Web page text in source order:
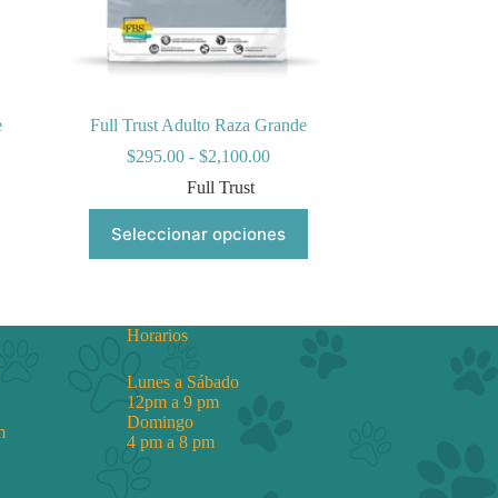
Full Trust Adulto Raza Grande
$295.00 - $2,100.00Rango
desde
$295.00
hasta
Full Trust
Seleccionar opciones
producto
tiene
pueden
elegir
en
la
Horarios
Lunes a Sábado
12pm a 9 pm
Domingo
4 pm a 8 pm